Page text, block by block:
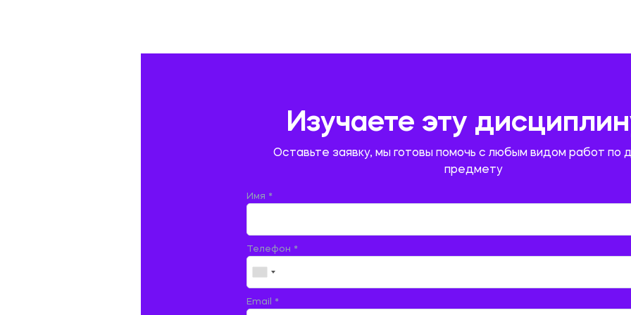
Изучаете эту
Оставьте заявку, мы готовы помочь с любым видом работ по
предмету
Имя *
Телефон *
Email *